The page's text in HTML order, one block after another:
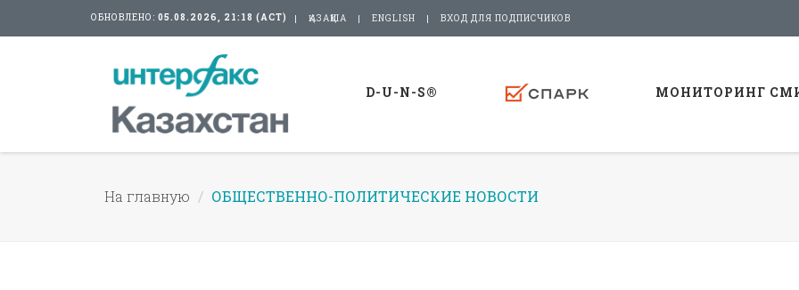
ОБНОВЛЕНО: 05.08.2026, 21:18 (АСТ) ҚАЗАҚША ENGLISH ВХОД ДЛЯ ПОДПИСЧИКОВ
D-U-N-S® МОНИТОРИНГ
На главную ОБЩЕСТВЕННО-ПОЛИТИЧЕСКИЕ НОВОСТИ